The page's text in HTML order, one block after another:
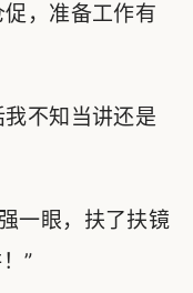
，准备工作有
不知当讲还是
一眼，扶了扶镜
”